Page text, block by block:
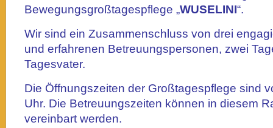
Bewegungsgroßtagespflege „WUSELINI“.
Wir sind ein Zusammenschluss von drei
und erfahrenen Betreuungspersonen, zwei
Tagesvater.
Die Öffnungszeiten der Großtagespflege sind
Uhr. Die Betreuungszeiten können in diesem
vereinbart werden.